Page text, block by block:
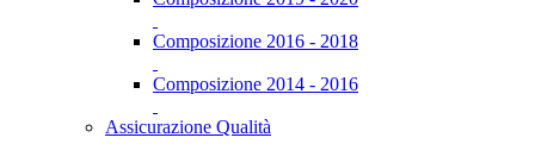
Composizione 2016 - 2018
Composizione 2014 - 2016
Assicurazione Qualità